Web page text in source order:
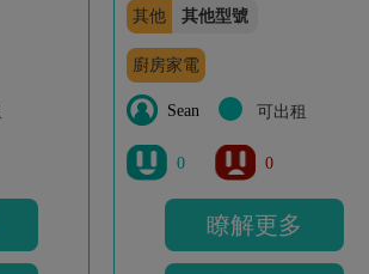
其他 其他型號
廚房家電
Sean 可出租
0 0
瞭解更多